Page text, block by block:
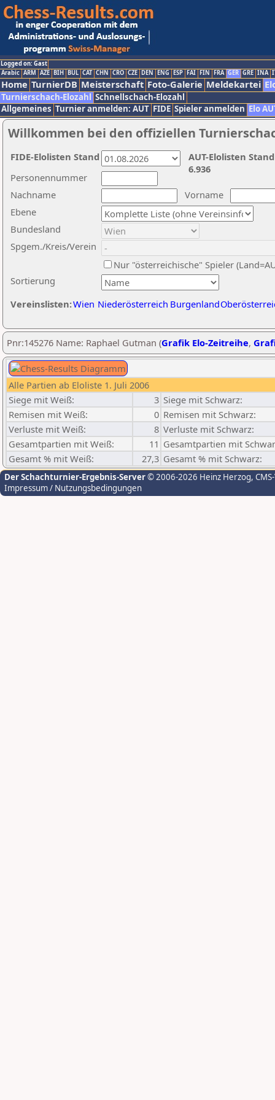
Logged on: Gast
Arabic ARM AZE BIH BUL CAT CHN CRO CZE DEN ENG ESP FAI FIN FRA GER GRE INA
Home TurnierDB Meisterschaft Foto-Galerie Meldekartei
Turnierschach-Elozahl Schnellschach-Elozahl
Allgemeines Turnier anmelden: AUT FIDE Spieler anmelden Elo
Willkommen bei den offiziellen
Nachname
Vorname
Ebene
Sortierung
Personennummer
Bundesland
Spgem./Kreis/Verein
Nur "österreichische" Spieler
Vereinslisten:Wien Niederösterreich Burgenland
AUT-Elolisten
6.936
FIDE-Elolisten Stand
Pnr:145276 Name: Raphael Gutman (Grafik Elo-Zeitreihe,
Alle Partien ab Eloliste 1. Juli 2006
Siege mit Weiß:
3 Siege mit Schwarz:
Remisen mit Weiß:
0 Remisen mit Schwarz:
Verluste mit Weiß:
8 Verluste mit Schwarz:
Gesamtpartien mit Weiß:
11 Gesamtpartien mit
Gesamt % mit Weiß:
27,3 Gesamt % mit Schwarz:
Der Schachturnier-Ergebnis-Server© 2006-2026 Heinz Herzog,
Impressum / Nutzungsbedingungen